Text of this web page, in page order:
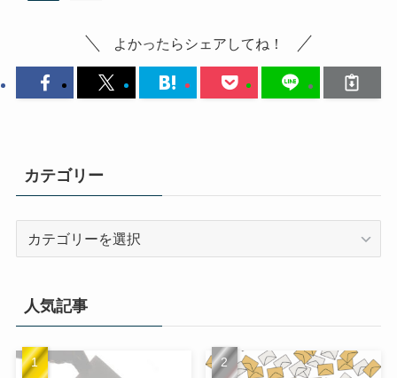
よかったらシェアしてね！
カテゴリー
ー
人気記事